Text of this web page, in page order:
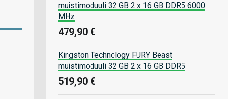
muistimoduuli 32 GB 2 x 16 GB DDR5 6000
MHz
479,90 €
Kingston Technology FURY Beast
muistimoduuli 32 GB 2 x 16 GB DDR5
519,90 €